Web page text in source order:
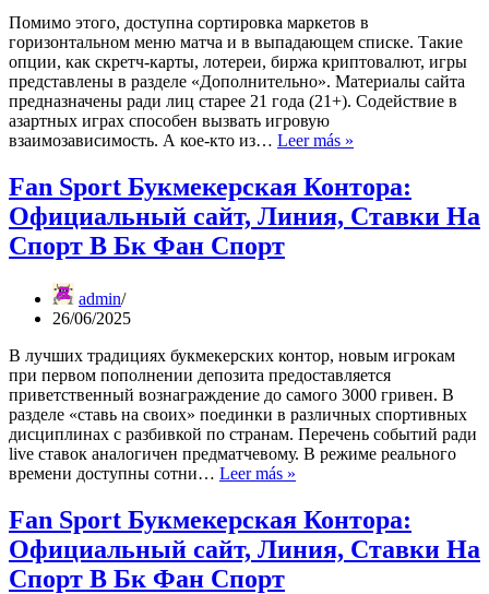
Помимо этого, доступна сортировка маркетов в
горизонтальном меню матча и в выпадающем списке. Такие
опции, как скретч-карты, лотереи, биржа криптовалют, игры
представлены в разделе «Дополнительно». Материалы сайта
предназначены ради лиц старее 21 года (21+). Содействие в
азартных играх способен вызвать игровую
взаимозависимость. А кое-кто из… Leer más »
Fan Sport Букмекерская Контора:
Официальный сайт, Линия, Ставки На
Спорт В Бк Фан Спорт
admin
26/06/2025
В лучших традициях букмекерских контор, новым игрокам
при первом пополнении депозита предоставляется
приветственный вознаграждение до самого 3000 гривен. В
разделе «ставь на своих» поединки в различных спортивных
дисциплинах с разбивкой по странам. Перечень событий ради
live ставок аналогичен предматчевому. В режиме реального
времени доступны сотни… Leer más »
Букмекерская
Контора:
Официальный
Fan Sport Букмекерская Контора:
Официальный сайт, Линия, Ставки На
Спорт В Бк Фан Спорт